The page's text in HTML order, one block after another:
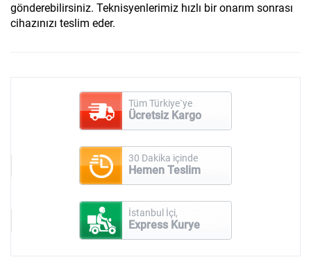
gönderebilirsiniz. Teknisyenlerimiz hızlı bir onarım sonrası
cihazınızı teslim eder.
Tüm Türkiye`ye
Ücretsiz Kargo
30 Dakika içinde
Hemen Teslim
İstanbul İçi,
Express Kurye